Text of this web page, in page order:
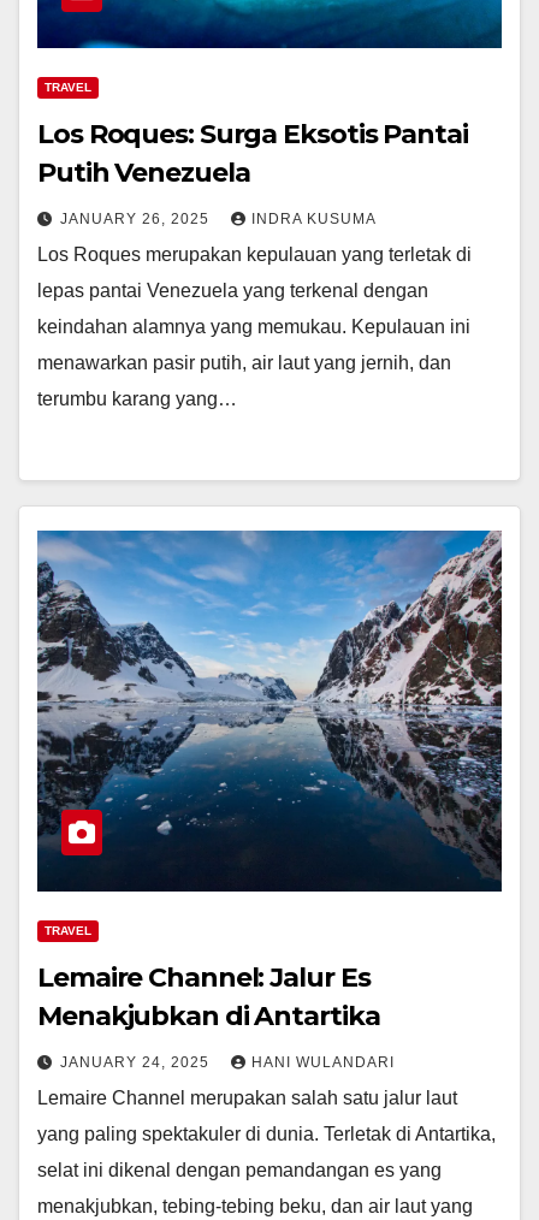
TRAVEL
Los Roques: Surga Eksotis Pantai
Putih Venezuela
JANUARY 26, 2025 INDRA KUSUMA
Los Roques merupakan kepulauan yang terletak di
lepas pantai Venezuela yang terkenal dengan
keindahan alamnya yang memukau. Kepulauan ini
menawarkan pasir putih, air laut yang jernih, dan
terumbu karang yang…
TRAVEL
Lemaire Channel: Jalur Es
Menakjubkan di Antartika
JANUARY 24, 2025 HANI WULANDARI
Lemaire Channel merupakan salah satu jalur laut
yang paling spektakuler di dunia. Terletak di Antartika,
selat ini dikenal dengan pemandangan es yang
menakjubkan, tebing-tebing beku, dan air laut yang